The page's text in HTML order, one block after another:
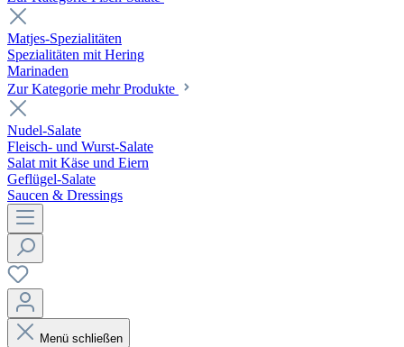
Matjes-Spezialitäten
Spezialitäten mit Hering
Marinaden
Zur Kategorie mehr Produkte
Nudel-Salate
Fleisch- und Wurst-Salate
Salat mit Käse und Eiern
Geflügel-Salate
Saucen & Dressings
Menü schließen